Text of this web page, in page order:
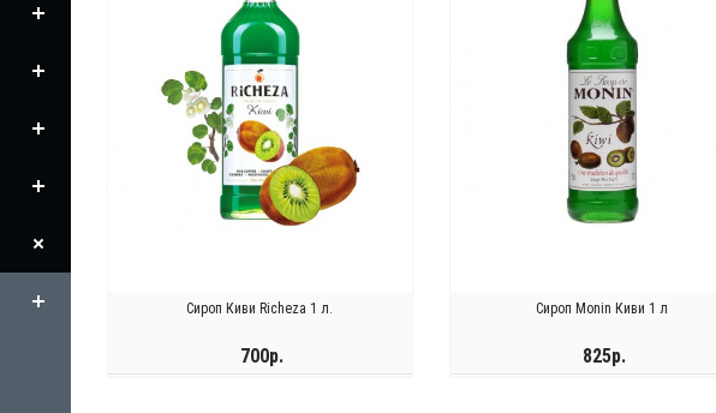
Сироп Киви Richeza 1 л.
700р.
Сироп Monin Киви 1 л
825р.